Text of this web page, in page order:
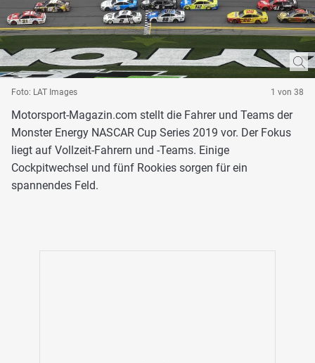
Foto: LAT Images 1 von 38
Motorsport-Magazin.com stellt die Fahrer und Teams der
Monster Energy NASCAR Cup Series 2019 vor. Der Fokus
liegt auf Vollzeit-Fahrern und -Teams. Einige
Cockpitwechsel und fünf Rookies sorgen für ein
spannendes Feld.